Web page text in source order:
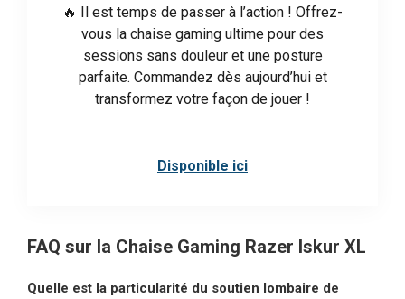
🔥 Il est temps de passer à l’action ! Offrez-
vous la chaise gaming ultime pour des
sessions sans douleur et une posture
parfaite. Commandez dès aujourd’hui et
transformez votre façon de jouer !
Disponible ici
FAQ sur la Chaise Gaming Razer Iskur XL
Quelle est la particularité du soutien lombaire de